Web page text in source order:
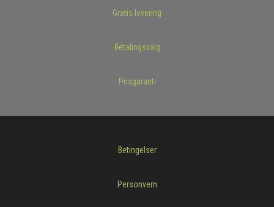
Gratis levering
Betalingsvalg
Prisgaranti
Betingelser
Personvern